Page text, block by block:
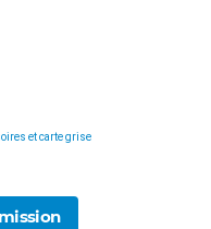
et carte grise